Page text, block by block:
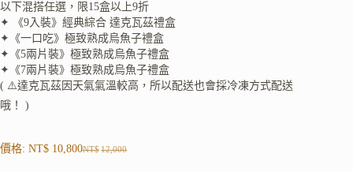
以下混搭任選，限15盒以上9折
✦ 《9入裝》經典綜合 達克瓦茲禮盒
✦《一口吃》極致熟成烏魚子禮盒
✦《5兩片裝》極致熟成烏魚子禮盒
✦《7兩片裝》極致熟成烏魚子禮盒
( ⚠️達克瓦茲因天氣氣溫較高，所以配送也會採冷凍方式配送
哦！ )
價格: NT$ 12,000
NT$ 10,800